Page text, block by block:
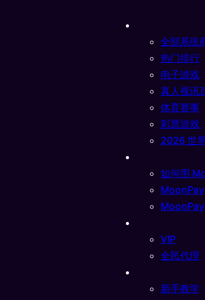
全部系统
热门排行
电子游戏
真人视讯
体育赛事
彩票游戏
2026 世
如何用
VIP
全民代理
新手教学